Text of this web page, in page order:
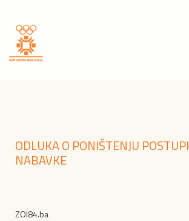
ODLUKA O PONIŠTENJU
NABAVKE
ZOI84.ba